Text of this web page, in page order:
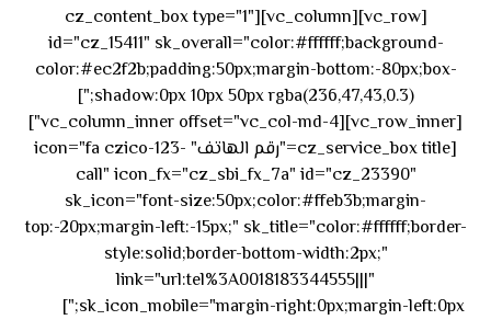
[vc_row][vc_column][cz_content_box type="1"
id="cz_15411" sk_overall="color:#ffffff;background-
color:#ec2f2b;padding:50px;margin-bottom:-80px;box-
shadow:0px 10px 50px rgba(236,47,43,0.3);"]
[vc_row_inner][vc_column_inner offset="vc_col-md-4"]
[cz_service_box title="رقم الهاتف" icon="fa czico-123-
call" icon_fx="cz_sbi_fx_7a" id="cz_23390"
sk_icon="font-size:50px;color:#ffeb3b;margin-
top:-20px;margin-left:-15px;" sk_title="color:#ffffff;border-
style:solid;border-bottom-width:2px;"
link="url:tel%3A0018183344555|||"
sk_icon_mobile="margin-right:0px;margin-left:0px;"]